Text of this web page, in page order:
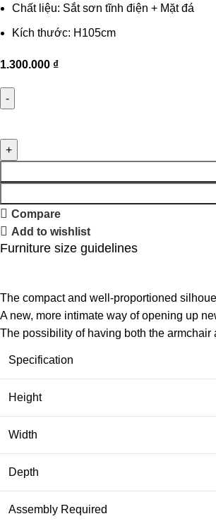
Chất liệu: Sắt sơn tĩnh điện + Mặt đá
Kích thước: H105cm
1.300.000 ₫
Compare
Add to wishlist
Furniture size guidelines
The compact and well-proportioned
A new, more intimate way of opening up
The possibility of having both the
Specification
Height
Width
Depth
Assembly Required